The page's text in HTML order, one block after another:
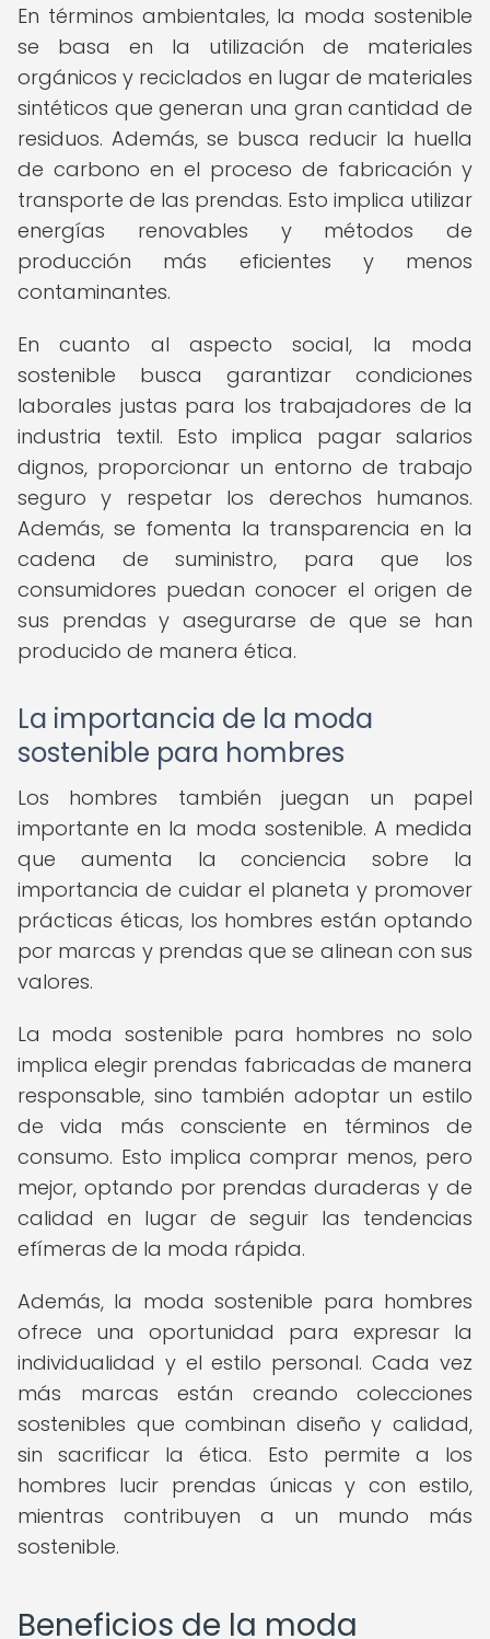
En términos ambientales, la moda sostenible
se basa en la utilización de materiales
orgánicos y reciclados en lugar de materiales
sintéticos que generan una gran cantidad de
residuos. Además, se busca reducir la huella
de carbono en el proceso de fabricación y
transporte de las prendas. Esto implica utilizar
energías renovables y métodos de
producción más eficientes y menos
contaminantes.
En cuanto al aspecto social, la moda
sostenible busca garantizar condiciones
laborales justas para los trabajadores de la
industria textil. Esto implica pagar salarios
dignos, proporcionar un entorno de trabajo
seguro y respetar los derechos humanos.
Además, se fomenta la transparencia en la
cadena de suministro, para que los
consumidores puedan conocer el origen de
sus prendas y asegurarse de que se han
producido de manera ética.
La importancia de la moda
sostenible para hombres
Los hombres también juegan un papel
importante en la moda sostenible. A medida
que aumenta la conciencia sobre la
importancia de cuidar el planeta y promover
prácticas éticas, los hombres están optando
por marcas y prendas que se alinean con sus
valores.
La moda sostenible para hombres no solo
implica elegir prendas fabricadas de manera
responsable, sino también adoptar un estilo
de vida más consciente en términos de
consumo. Esto implica comprar menos, pero
mejor, optando por prendas duraderas y de
calidad en lugar de seguir las tendencias
efímeras de la moda rápida.
Además, la moda sostenible para hombres
ofrece una oportunidad para expresar la
individualidad y el estilo personal. Cada vez
más marcas están creando colecciones
sostenibles que combinan diseño y calidad,
sin sacrificar la ética. Esto permite a los
hombres lucir prendas únicas y con estilo,
mientras contribuyen a un mundo más
sostenible.
Beneficios de la moda